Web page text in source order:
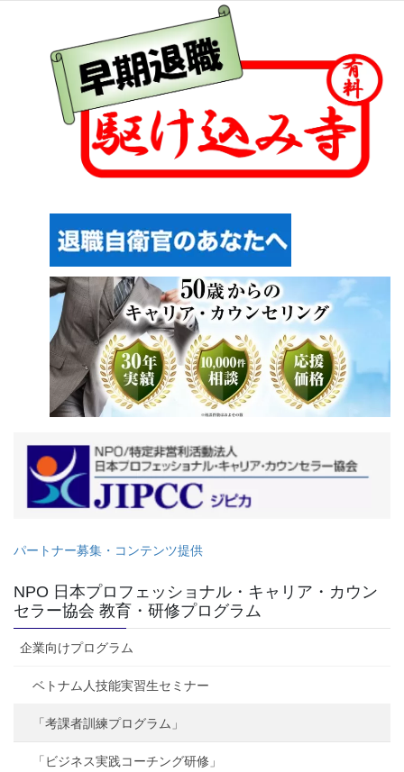
パートナー募集・コンテンツ提供
NPO 日本プロフェッショナル・キャリア・カウン
セラー協会 教育・研修プログラム
企業向けプログラム
ベトナム人技能実習生セミナー
「考課者訓練プログラム」
「ビジネス実践コーチング研修」